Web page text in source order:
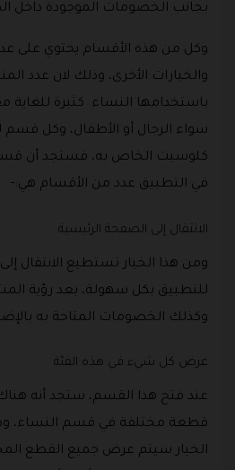
بجانب الخصومات الموجودة داخل
وكل من هذه الأقسام يحتوي على
والخيارات الأخرى، وذلك لان عدد
باستخدامها النساء كثيرة للغاية
سواء الرجال أو الأطفال، وكل
كلوسيت الخاص به، فستجد أن
في التطبيق عدد من الأقسام هي:-
الانتقال إلى الصفحة الرئيسية
ومن هذا الخيار تستطيع الانتقال
للتطبيق بكل سهولة، بعد رؤية
وكذلك الخصومات المتاحة به
عرض كل شيء في هذه الفئة
قطعة مختلفة في قسم النساء،
الخيار سيتم عرض جميع القطع